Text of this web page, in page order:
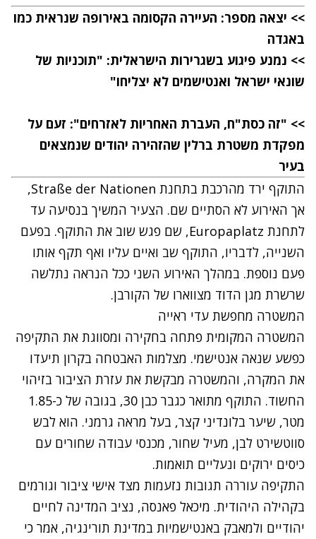
>> יצאה מספר: העיירה הקסומה באירופה שנראית כמו
באגדה
>> נמנע פיגוע בשגרירות הישראלית: "תוכניות של
שונאי ישראל ואנטישמים לא יצליחו"
>> "זה כסת"ח, העברת האחריות לאזרחים": זעם על
מפקדת משטרת ברלין שהזהירה יהודים שנמצאים
בעיר
התוקף ירד מהרכבת בתחנת Straße der Nationen,
אך האירוע לא הסתיים שם. הצעיר המשיך בנסיעה עד
לתחנת Europaplatz, שם פגש שוב את התוקף. בפעם
השנייה, לדבריו, התוקף שב ואיים עליו ואף תקף אותו
פעם נוספת. במהלך האירוע השני ככל הנראה נתלשה
שרשרת מגן הדוד מצווארו של הקורבן.
המשטרה מחפשת עדי ראייה
המשטרה המקומית פתחה בחקירה ומסווגת את התקיפה
כפשע שנאה אנטישמי. מצלמות האבטחה בקרון תיעדו
את המקרה, והמשטרה מבקשת את עזרת הציבור בזיהוי
החשוד. התוקף מתואר כגבר כבן 30, בגובה של כ-1.85
מטר, שיער בלונדיני קצר, בעל מראה גרמני. הוא לבש
סווטשירט לבן, מעיל שחור, מכנסי עבודה שחורים עם
כיסים ירוקים ונעליים תואמות.
התקיפה עוררה תגובות נזעמות מצד אישי ציבור וגורמים
בקהילה היהודית. מיכאל פאנסה, נציב המדינה לחיים
יהודיים ולמאבק באנטישמיות במדינת תורינגיה, אמר כי